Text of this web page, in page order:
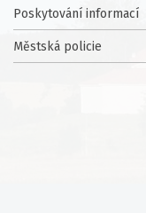
Poskytování informací
Městská policie